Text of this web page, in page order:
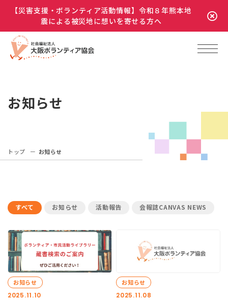
【災害支援・ボランティア活動情報】令和８年熊本地
震による被災地に想いを寄せる方へ
お知らせ
トップ お知らせ
すべて お知らせ 活動報告 会報誌CANVAS NEWS
2025.11.10
お知らせ
2025.11.08
お知らせ